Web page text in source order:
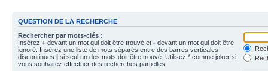
QUESTION DE LA RECHERCHE
Rechercher par mots-clés :
Insérez + devant un mot qui doit être trouvé et - devant un mot qui doit être
ignoré. Insérez une liste de mots séparés entre des barres verticales
discontinues | si seul un des mots doit être trouvé. Utilisez * comme joker si
vous souhaitez effectuer des recherches partielles.